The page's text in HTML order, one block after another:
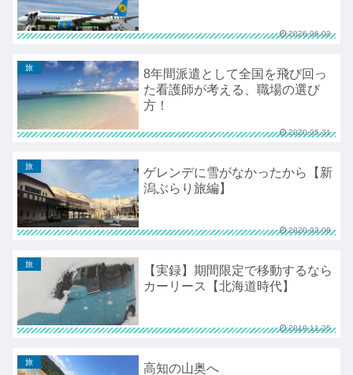
2026.06.02
旅
8年間派遣として全国を飛び回っ
た看護師が考える、職場の選び
方！
2020.05.31
旅
ゲレンデに雪がなかったから【新
潟ぶらり旅編】
2020.03.08
旅
【実録】期間限定で移動するなら
カーリース【北海道時代】
2019.11.25
旅 高知の山奥へ